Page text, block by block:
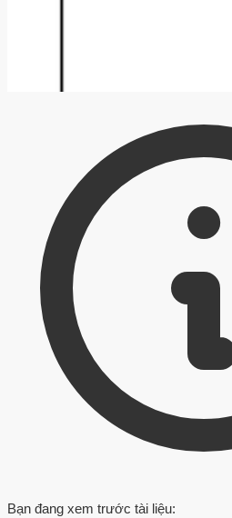
Bạn đang xem trước tài liệu: